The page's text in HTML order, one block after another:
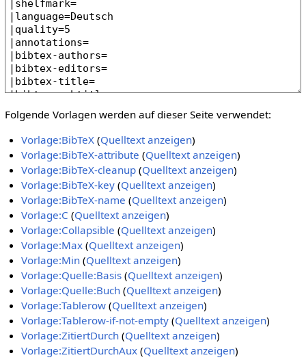
Folgende Vorlagen werden auf dieser Seite verwendet:
Vorlage:BibTeX (Quelltext anzeigen)
Vorlage:BibTeX-attribute (Quelltext anzeigen)
Vorlage:BibTeX-cleanup (Quelltext anzeigen)
Vorlage:BibTeX-key (Quelltext anzeigen)
Vorlage:BibTeX-name (Quelltext anzeigen)
Vorlage:C (Quelltext anzeigen)
Vorlage:Collapsible (Quelltext anzeigen)
Vorlage:Max (Quelltext anzeigen)
Vorlage:Min (Quelltext anzeigen)
Vorlage:Quelle:Basis (Quelltext anzeigen)
Vorlage:Quelle:Buch (Quelltext anzeigen)
Vorlage:Tablerow (Quelltext anzeigen)
Vorlage:Tablerow-if-not-empty (Quelltext anzeigen)
Vorlage:ZitiertDurch (Quelltext anzeigen)
Vorlage:ZitiertDurchAux (Quelltext anzeigen)